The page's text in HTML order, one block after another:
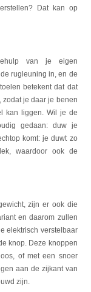
Dat kan op
van je eigen
rugleuning in, en de
betekent dat dat
zodat je daar je benen
kan liggen. Wil je de
gedaan: duw je
komt: je duwt zo
waardoor ook de
zijn er ook die
en daarom zullen
elektrisch verstelbaar
knop. Deze knoppen
of met een snoer
aan de zijkant van
zijn.